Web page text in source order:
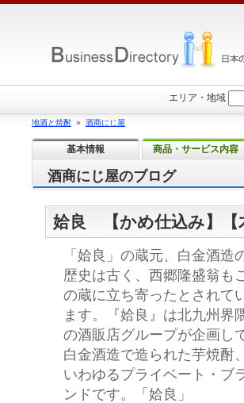
酒商にじ屋のブログ
姶良 【かめ仕込み】【
「姶良」の蔵元、白金酒造
歴史は古く、西郷隆盛翁も
の蔵に立ち寄ったとされて
ます。『姶良』は北九州界
の酒販店グループが企画し
白金酒造で造られた芋焼酎、
いわゆるプライベート・ブ
ンドです。「姶良」
エリア・地域
地酒と焼酎 » 酒商にじ屋
基本情報 商品・サービス内容